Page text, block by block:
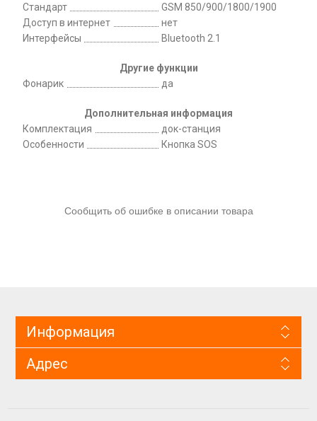
Стандарт
GSM 850/900/1800/1900
Доступ в интернет
нет
Интерфейсы
Bluetooth 2.1
Другие функции
Фонарик
да
Дополнительная информация
Комплектация
док-станция
Особенности
Кнопка SOS
Сообщить об ошибке в описании товара
Информация
Адрес